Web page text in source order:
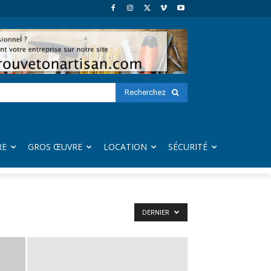
Recherchez
GROS ŒUVRE LOCATION SÉCURITÉ
DERNIER